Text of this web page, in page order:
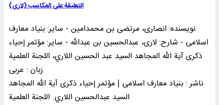
التعلیقة علی المکاسب (لاری)
نویسنده: انصاری، مرتضی بن محمدامین - سایر: بنیاد معارف
اسلامی - شارح: لاری، عبدالحسین بن عبدالله - سایر: مؤتمر إحياء
ذكری آية الله المجاهد السيد عبد الحسين اللاري، اللجنة العلمية
زبان : عربی
ناشر : بنیاد معارف اسلامی | مؤتمر إحياء ذكری آية الله المجاهد
السيد عبدالحسين اللاري. اللجنة العلمية